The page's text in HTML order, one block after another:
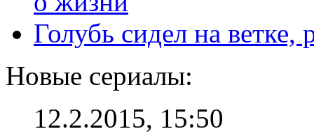
Голубь сидел на
Новые сериалы:
12.2.2015, 15:50